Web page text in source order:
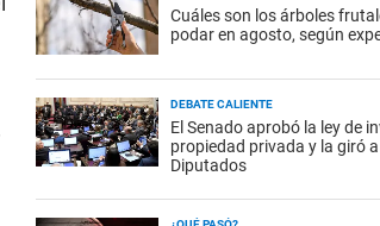
Cuáles son los árboles
podar en agosto, según
DEBATE CALIENTE
El Senado aprobó la ley de
propiedad privada y la giró
Diputados